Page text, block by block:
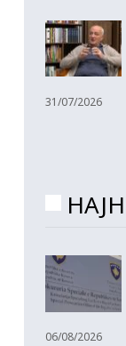
31/07/2026
06/08/2026